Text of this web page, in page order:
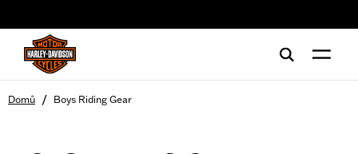
Domů / Boys Riding Gear